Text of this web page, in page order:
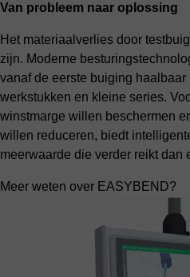
Van probleem naar oplossing
Het materiaalverlies door
zijn. Moderne
vanaf de eerste buiging
werkstukken en kleine series.
winstmarge willen beschermen
willen reduceren, biedt
meerwaarde die verder reikt dan
Meer weten over EASYBEND?